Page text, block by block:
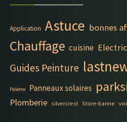
Application Astuce bonnes
Chauffage cuisine
Guides Peinture
Palette Panneaux solaires
Plomberie silvercrest Store-banne